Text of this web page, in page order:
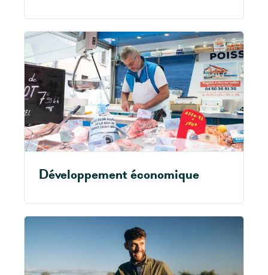
Développement économique